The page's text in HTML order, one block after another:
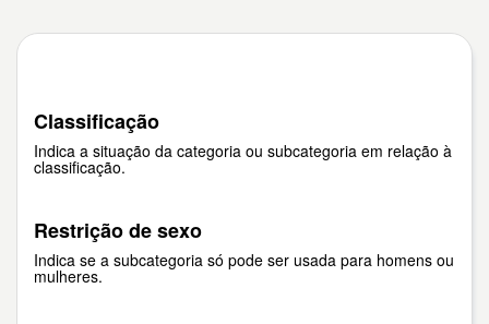
Classificação
Indica a situação da categoria ou subcategoria em relação à
classificação.
Restrição de sexo
Indica se a subcategoria só pode ser usada para homens ou
mulheres.